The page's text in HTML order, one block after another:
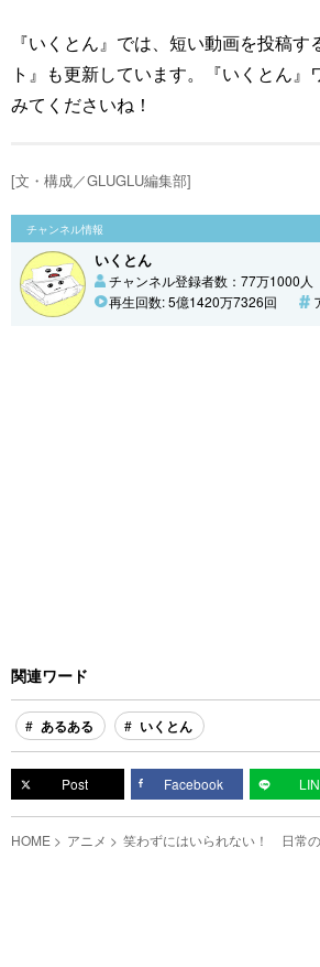
『いくとん』では、短い動画を投稿す
ト』も更新しています。『いくとん』
みてくださいね！
[文・構成／GLUGLU編集部]
チャンネル情報
いくとん
チャンネル登録者数：77万1000人
再生回数: 5億1420万7326回
関連ワード
あるある いくとん
Post Facebook
HOME アニメ 笑わずにはいられない！ 日常の
た動画が面白すぎる